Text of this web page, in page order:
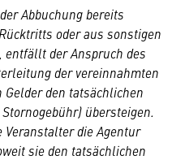
Abbuchung bereits
oder aus sonstigen
der Anspruch des
der vereinnahmten
Gelder den tatsächlichen
übersteigen.
die Agentur
sie den tatsächlichen